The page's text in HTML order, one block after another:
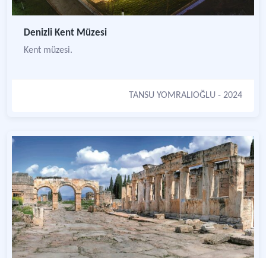
Denizli Kent Müzesi
Kent müzesi.
TANSU YOMRALIOĞLU - 2024